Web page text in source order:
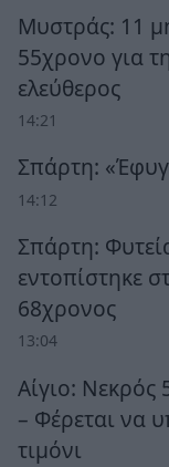
Μυστράς: 11
55χρονο για
ελεύθερος
14:21
Σπάρτη:
14:12
Σπάρτη:
εντοπίστηκε
68χρονος
13:04
Αίγιο:
– Φέρεται να
τιμόνι